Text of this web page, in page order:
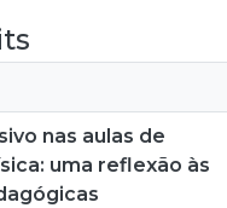
nas aulas de
uma reflexão às